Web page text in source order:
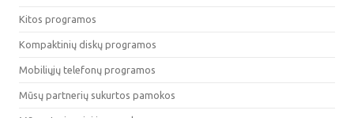
Kitos programos
Kompaktinių diskų programos
Mobiliųjų telefonų programos
Mūsų partnerių sukurtos pamokos